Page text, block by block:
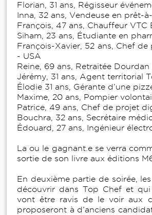
Florian, 31 ans, Régisseur
Inna, 32 ans, Vendeuse en
François, 47 ans, Chauffeur
Siham, 23 ans, Étudiante en
François-Xavier, 52 ans, Chef
- USA
Reine, 69 ans, Retraitée Dourdan
Jérémy, 31 ans, Agent territorial
Élodie 31 ans, Gérante d’une
Maxime, 20 ans, Pompier
Patrice, 49 ans, Chef de projet
Bouchra, 32 ans, Secrétaire
Édouard, 27 ans, Ingénieur
La ou le gagnant.e se verra
sortie de son livre aux éditions
En deuxième partie de soirée,
découvrir dans Top Chef et
vont être ravis de le voir aux
proposeront à d’anciens